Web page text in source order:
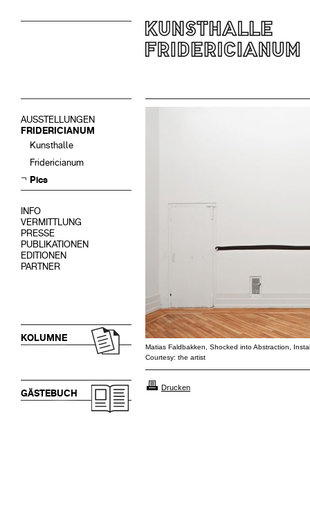
AUSSTELLUNGEN
FRIDERICIANUM
Kunsthalle
Fridericianum
Pics
INFO
VERMITTLUNG
PRESSE
PUBLIKATIONEN
EDITIONEN
PARTNER
KOLUMNE
GÄSTEBUCH
Matias Faldbakken, Shocked into Abstraction,
Courtesy: the artist
Drucken